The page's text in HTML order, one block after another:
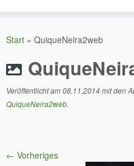
Inhalt
Start » QuiqueNeira2web
Veröffentlicht am08.11.2014mit den
QuiqueNeira2web.
← Vorheriges